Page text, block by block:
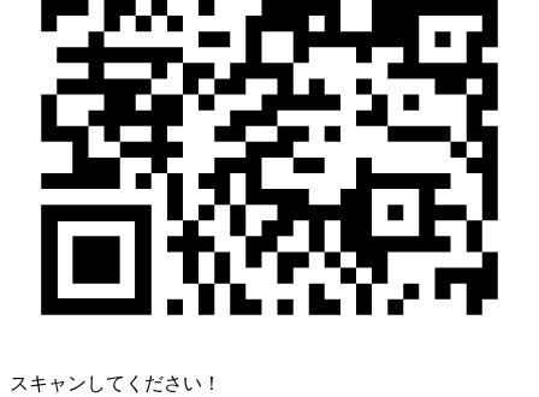
スキャンしてください！